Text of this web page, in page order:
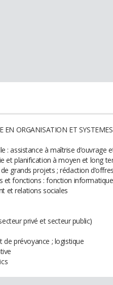
EN ORGANISATION ET
: assistance à maîtrise d’ouvrage
et planification à moyen et long
grands projets ; rédaction d’offres
et fonctions : fonction
et relations sociales
privé et secteur public)
prévoyance ; logistique